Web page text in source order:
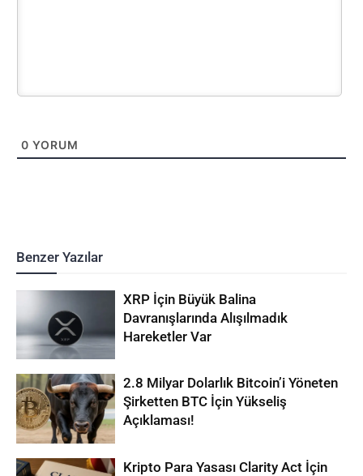
0 YORUM
Benzer Yazılar
XRP İçin Büyük Balina
Davranışlarında Alışılmadık
Hareketler Var
2.8 Milyar Dolarlık Bitcoin’i Yöneten
Şirketten BTC İçin Yükseliş
Açıklaması!
Kripto Para Yasası Clarity Act İçin